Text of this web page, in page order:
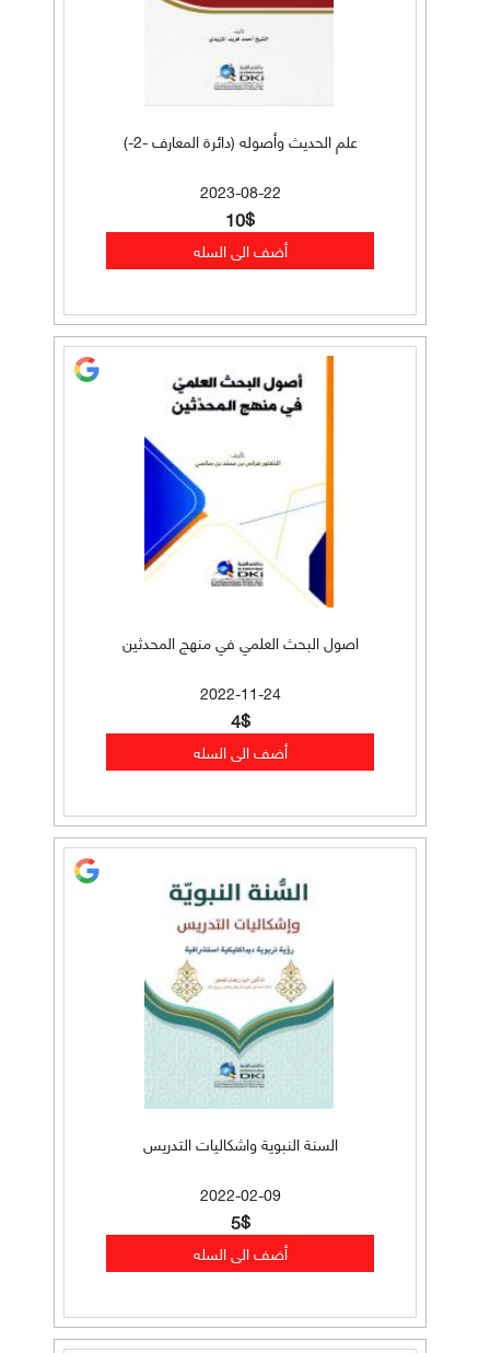
علم الحديث وأصوله (دائرة المعارف -2-)
2023-08-22
10$
اصول البحث العلمي في منهج المحدثين
2022-11-24
4$
السنة النبوية واشكاليات التدريس
2022-02-09
5$